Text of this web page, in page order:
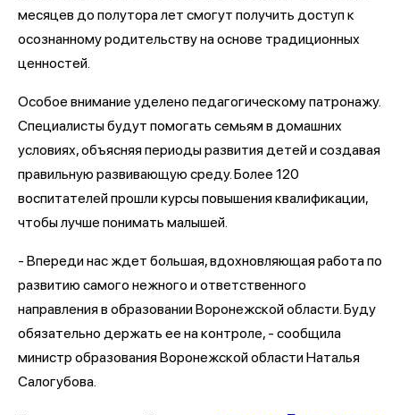
месяцев до полутора лет смогут получить доступ к
осознанному родительству на основе традиционных
ценностей.
Особое внимание уделено педагогическому патронажу.
Специалисты будут помогать семьям в домашних
условиях, объясняя периоды развития детей и создавая
правильную развивающую среду. Более 120
воспитателей прошли курсы повышения квалификации,
чтобы лучше понимать малышей.
- Впереди нас ждет большая, вдохновляющая работа по
развитию самого нежного и ответственного
направления в образовании Воронежской области. Буду
обязательно держать ее на контроле, - сообщила
министр образования Воронежской области Наталья
Салогубова.